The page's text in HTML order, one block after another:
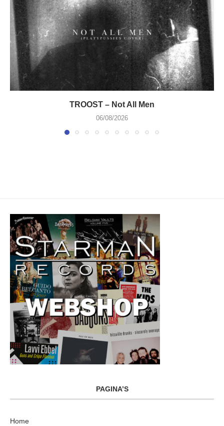
TROOST – Not All Men
06/08/2026
PAGINA’S
Home